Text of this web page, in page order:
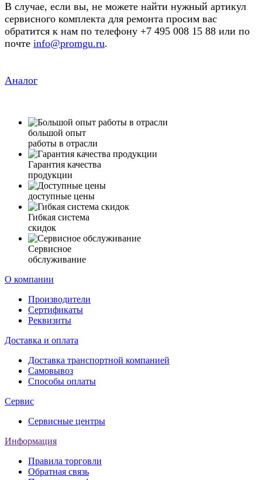
В случае, если вы, не можете найти нужный артикул
сервисного комплекта для ремонта просим вас
обратится к нам по телефону +7 495 008 15 88 или по
почте info@promgu.ru.
Аналог
большой опыт
работы в отрасли
Гарантия качества
продукции
доступные цены
Гибкая система
скидок
Сервисное
обслуживание
О компании
Производители
Сертификаты
Реквизиты
Доставка и оплата
Доставка транспортной компанией
Самовывоз
Способы оплаты
Сервис
Сервисные центры
Информация
Правила торговли
Обратная связь